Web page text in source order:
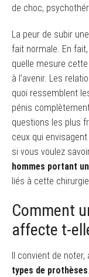
de choc,
La peur de subir
fait normale. En
quelle mesure
à l’avenir. Les
quoi ressemblent
pénis
questions les plus
ceux qui
si vous voulez
hommes portant
liés à cette
Comment
affecte t-
Il convient de
types de prothèses.